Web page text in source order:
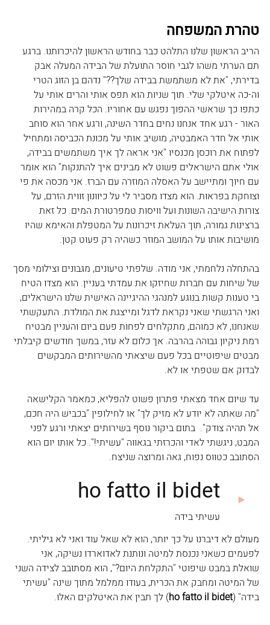
טהרת המשפחה
הריב הראשון שלנו התלהט כבר בחודש הראשון להיכרותנו. ברגע
תם הערתי משהו לגבי חוסר התועלת של הבידה המעלה אבק
בדירתי, "את לא משתמשת בבידה שלך??" נדהם בן הזוג הטרי
וה-כה איטלקי שלי. תוך שניות הוא תפס אותי והרים אותי על
כתפו כך שראשי ההפוך נפגש עם אחוריו. הכל קרה במהירות
האור - רגע אחד אנחנו נחים בחדר השינה, ורגע אחר הוא סוחב
אותי אל חדר האמבטיה, מושיב אותי על מכונת הכביסה ומתחיל
לפתוח את רוכסן מכנסיו "אני אראה לך איך משתמשים בבידה,
אולי אתם הישראלים פשוט לא מבינים איך להתנקות" הוא אומר
עם חיוך ומתיישב על האסלה המוזרה עם הברז. אני מכסה את פי
וצוחקת בפראות. הוא מצדו מסביר לי על כיוונון זווית הזרם, על
צורות הישיבה השונות ועל וויסות טמפרטורת המים. כל זאת
ברצינות גמורה, תוך העלאת זיכרונות על המטפלת והאימא שהיו
מושיבות אותו על המושב המוזר כשהיה רק פעוט קטן.
בהתחלה נלחמתי, אני מודה. שלפתי טיעונים, מגבונים וצילומי מסך
של שיחות עם חברות שחיזקו את עמדתי בעניין. הוא מצדו הטיח
בי טענות קשות בנוגע למנהגי ההיגיינה האישית שלנו הישראלים,
ואני הרגשתי שאני נקראת לדגל ומייצגת את המולדת. התעקשתי
שאנחנו, לא כמוהם, מתקלחים לפחות פעם ביום והעניין מבטיח
רמת ניקיון גבוהה בהרבה. אך כלום לא עזר, במשך חודשים קיבלתי
מבטים שיפוטיים בכל פעם שיצאתי מהשירותים המבקשים
לבדוק אם שטפתי או לא.
עד שיום אחד מצאתי פתרון פשוט להפליא, כמאמר הקלישאה
"מה שאתה לא יודע לא מזיק לך" או לחילופין "בכביש היה חכם,
אל תהיה צודק".  בתום ביקור נוסף בשירותים יצאתי ורגע לפני
המבט, ניגשתי לאדי והכרזתי בגאווה "עשיתי!". כל אותו יום הוא
הסתובב כטווס נפוח, גאה ומרוצה שניצח.
מעולם לא דיברנו על כך יותר, הוא לא שאל עוד ואני לא גיליתי.
לפעמים כשאני נכנסת למיטה ונותנת לאדוארדו נשיקה, אני
שואלת במבט שיפוטי "התקלחת היום?", הוא מסתובב לצידה השני
של המיטה ומחבק את הכרית, בעודו ממלמל מתוך שינה "עשיתי
בידה" (ho fatto il bidet) לך תבין את האיטלקים האלו.